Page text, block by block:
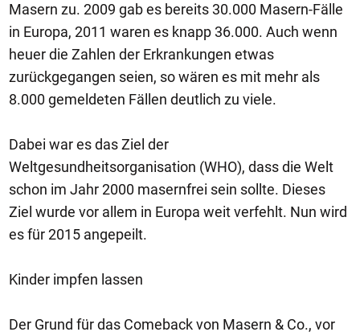
Masern zu. 2009 gab es bereits 30.000 Masern-Fälle
in Europa, 2011 waren es knapp 36.000. Auch wenn
heuer die Zahlen der Erkrankungen etwas
zurückgegangen seien, so wären es mit mehr als
8.000 gemeldeten Fällen deutlich zu viele.
Dabei war es das Ziel der
Weltgesundheitsorganisation (WHO), dass die Welt
schon im Jahr 2000 masernfrei sein sollte. Dieses
Ziel wurde vor allem in Europa weit verfehlt. Nun wird
es für 2015 angepeilt.
Kinder impfen lassen
Der Grund für das Comeback von Masern & Co., vor